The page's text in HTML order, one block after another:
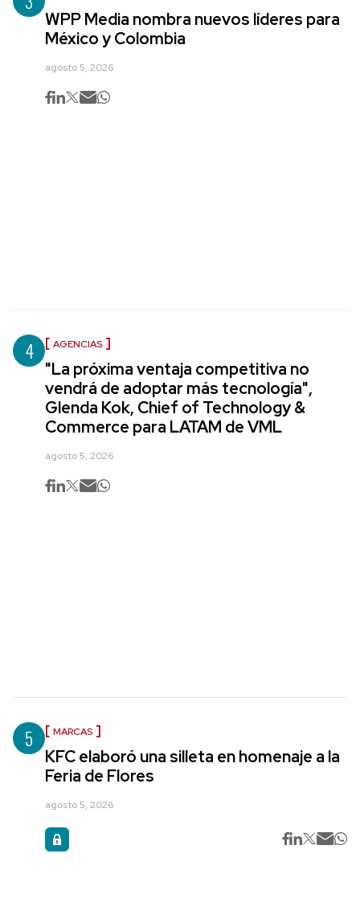
WPP Media nombra nuevos líderes para
México y Colombia
agosto 5, 2026
4 AGENCIAS
"La próxima ventaja competitiva no
vendrá de adoptar más tecnología",
Glenda Kok, Chief of Technology &
Commerce para LATAM de VML
agosto 5, 2026
5 MARCAS
KFC elaboró una silleta en homenaje a la
Feria de Flores
agosto 5, 2026